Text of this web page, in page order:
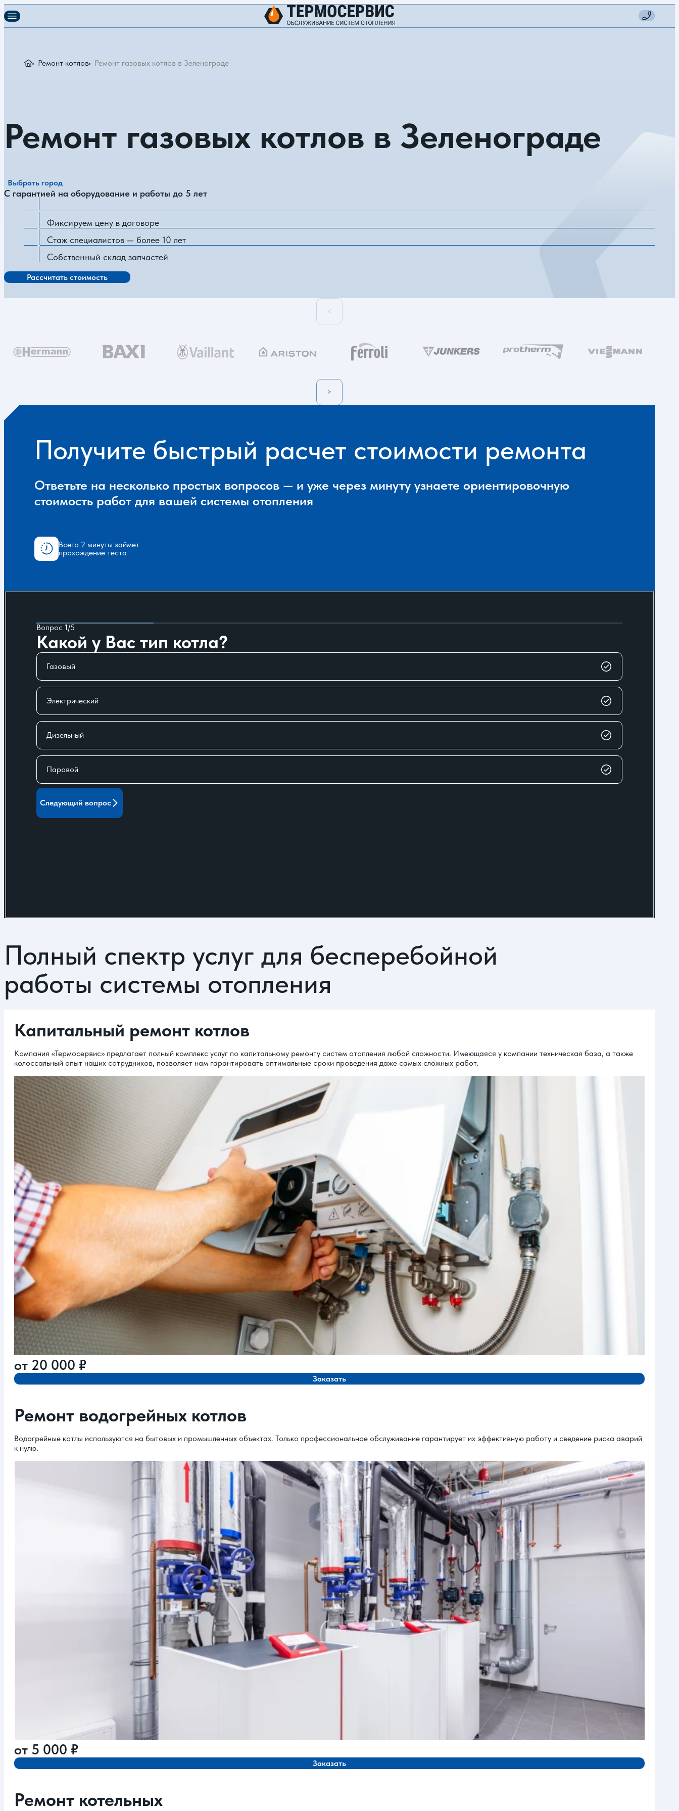
Ремонт котлов Ремонт газовых котлов в Зеленограде
Ремонт газовых котлов в Зеленограде
Выбрать город
С гарантией на оборудование и работы до 5 лет
Фиксируем цену в договоре
Стаж специалистов — более 10 лет
Собственный склад запчастей
Рассчитать стоимость
<
>
Получите быстрый расчет стоимости ремонта
Ответьте на несколько простых вопросов — и уже через минуту узнаете ориентировочную
стоимость работ для вашей системы отопления
Всего 2 минуты займет
прохождение теста
Вопрос 1/5
Какой у Вас тип котла?
Газовый
Электрический
Дизельный
Паровой
Следующий вопрос
Полный спектр услуг для бесперебойной
работы системы отопления
Капитальный ремонт котлов
Компания «Термосервис» предлагает полный комплекс услуг по капитальному ремонту систем отопления любой сложности. Имеющаяся у компании техническая база, а также
колоссальный опыт наших сотрудников, позволяет нам гарантировать оптимальные сроки проведения даже самых сложных работ.
от 20 000 ₽
Заказать
Ремонт водогрейных котлов
Водогрейные котлы используются на бытовых и промышленных объектах. Только профессиональное обслуживание гарантирует их эффективную работу и сведение риска аварий
к нулю.
от 5 000 ₽
Заказать
Ремонт котельных